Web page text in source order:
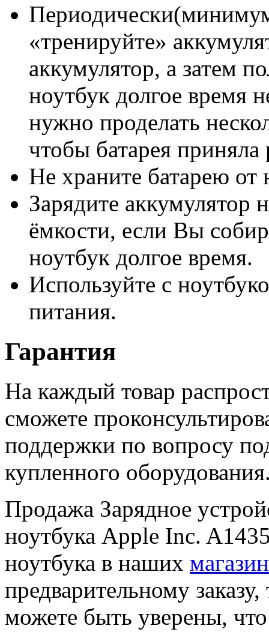
«тренируйте»
аккумулятор, а затем
ноутбук долгое время
нужно проделать
чтобы батарея
Не храните батарею от
Зарядите аккумулятор
ёмкости, если Вы
ноутбук долгое время.
Используйте с
питания.
Гарантия
На каждый товар
сможете
поддержки по вопросу
купленного
Продажа Зарядное
ноутбука Apple Inc.
ноутбука в наших
предварительному
можете быть уверены,